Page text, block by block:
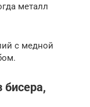
металл
с медной
бисера,